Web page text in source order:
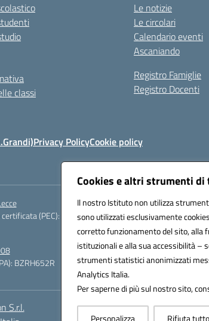
Cookies e altri strumenti di
Il nostro Istituto non utilizza
sono utilizzati esclusivamente
corretto funzionamento del sito, alla
istituzionali e alla sua accessibilità –
strumenti statistici anonimizzati
Analytics Italia.
Per saperne di più sul nostro sito,
Personalizza Rifiuta tutto
classi
Le notizie
Le circolari
Calendario eventi
Ascaniando
Registro Famiglie
Registro Docenti
Privacy PolicyCookie policy
(PEC):
leic8av008@pec.istruzione.it
BZRH652R
S.r.l.